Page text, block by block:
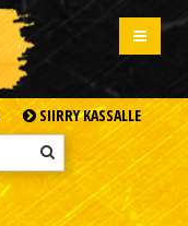
SIIRRY KASSALLE